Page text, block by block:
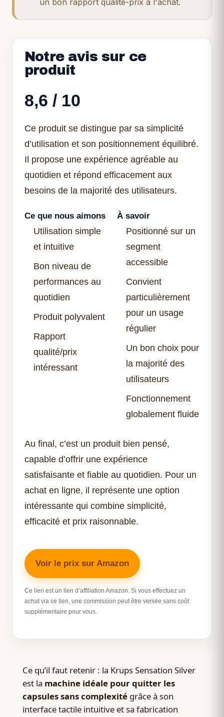
un bon rapport qualité-prix à l'achat.
Notre avis sur ce
produit
8,6 / 10
Ce produit se distingue par sa simplicité
d’utilisation et son positionnement équilibré.
Il propose une expérience agréable au
quotidien et répond efficacement aux
besoins de la majorité des utilisateurs.
Ce que nous aimons
Utilisation simple
et intuitive
Bon niveau de
performances au
quotidien
Produit polyvalent
Rapport
qualité/prix
intéressant
À savoir
Positionné sur un
segment
accessible
Convient
particulièrement
pour un usage
régulier
Un bon choix pour
la majorité des
utilisateurs
Fonctionnement
globalement fluide
Au final, c’est un produit bien pensé,
capable d’offrir une expérience
satisfaisante et fiable au quotidien. Pour un
achat en ligne, il représente une option
intéressante qui combine simplicité,
efficacité et prix raisonnable.
Voir le prix sur Amazon
Ce lien est un lien d’affiliation Amazon. Si vous effectuez un
achat via ce lien, une commission peut être versée sans coût
supplémentaire pour vous.
Ce qu’il faut retenir : la Krups Sensation Silver
est la machine idéale pour quitter les
capsules sans complexité grâce à son
interface tactile intuitive et sa fabrication